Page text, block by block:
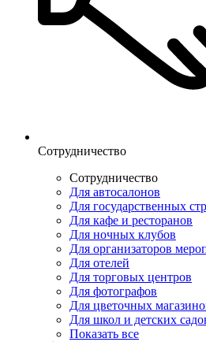
Сотрудничество
Сотрудничество
Для автосалонов
Для государственных
Для кафе и ресторанов
Для ночных клубов
Для организаторов
Для отелей
Для торговых центров
Для фотографов
Для цветочных
Для школ и детских
Показать все